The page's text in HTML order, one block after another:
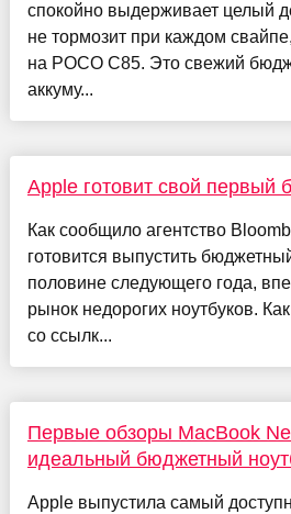
спокойно выдерживает целый
не тормозит при каждом
на POCO C85. Это свежий
аккуму...
Apple готовит свой первый
Как сообщило агентство
готовится выпустить
половине следующего года,
рынок недорогих ноутбуков.
со ссылк...
Первые обзоры MacBook
идеальный бюджетный
Apple выпустила самый